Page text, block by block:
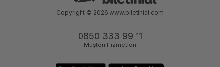
0850 333 99 11
Müşteri Hizmetleri
Copyright © 2026 www.biletinial.com